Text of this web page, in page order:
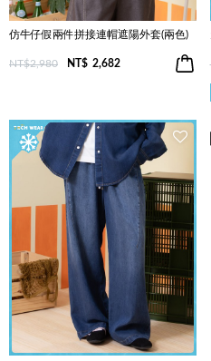
仿牛仔假兩件拼接連帽遮陽外套(兩色)
NT$2,980 NT$ 2,682